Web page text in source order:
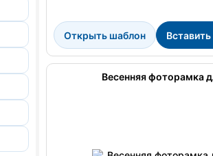
Открыть шаблон
Весенняя фоторамка